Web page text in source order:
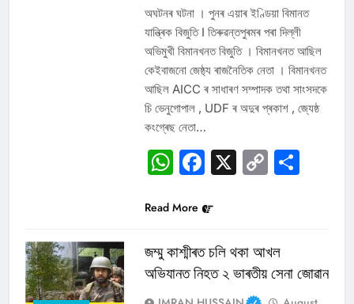
অঘটনৰ ঘটনা । পুনৰ এয়াৰ ইণ্ডিয়া বিমানত
যান্ত্ৰিক বিজুতি I তিৰুৱন্তপুৰমৰ পৰা দিল্লী
অভিমুখী বিমানখনত বিজুতি । বিমানখনত আছিল
কেইবাজনো জেষ্ঠ্য ৰাজনৈতিক নেতা । বিমানখনত
আছিল AICC ৰ সাধাৰণ সম্পাদক তথা সাংসদকে
চি ভেনুগোপাল , UDF ৰ অদুৰ প্ৰকাশ , জ্যেষ্ঠ
কংগ্ৰেছ নেতা…
WhatsApp
Facebook
X Copy
Read More
জম্মু কাশ্মীৰত চলি থকা আখল
অভিযানত নিহত ২ ভাৰতীয় সেনা জোৱান